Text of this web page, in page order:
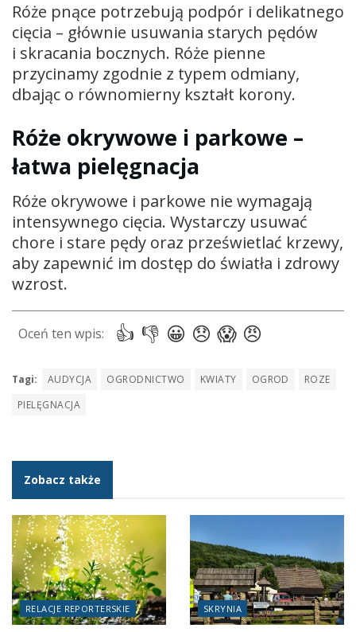
Róże pnące potrzebują podpór i delikatnego
cięcia – głównie usuwania starych pędów
i skracania bocznych. Róże pienne
przycinamy zgodnie z typem odmiany,
dbając o równomierny kształt korony.
Róże okrywowe i parkowe –
łatwa pielęgnacja
Róże okrywowe i parkowe nie wymagają
intensywnego cięcia. Wystarczy usuwać
chore i stare pędy oraz prześwietlać krzewy,
aby zapewnić im dostęp do światła i zdrowy
wzrost.
Tagi: AUDYCJA OGRODNICTWO KWIATY OGROD
ROZE
PIELĘGNACJA
Zobacz także
RELACJE REPORTERSKIE SKRYNIA